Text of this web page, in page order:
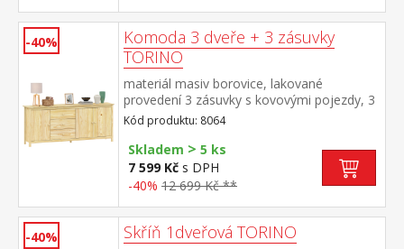
-40%
Komoda 3 dveře + 3 zásuvky
TORINO
materiál masiv borovice, lakované
provedení 3 zásuvky s kovovými pojezdy, 3
plné dveře, 2 police maximální nosnosti
uvedeny v návodu k montáži
Kód produktu: 8064
Skladem > 5 ks
7 599 Kč s DPH
-40% 12 699 Kč **
-40% Skříň 1dveřová TORINO